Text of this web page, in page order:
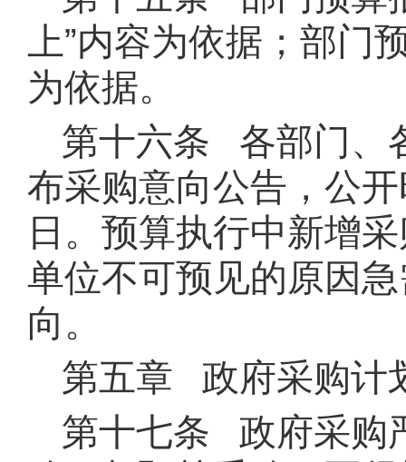
上”内容为依据；部
为依据。
第十六条 各部门、
布采购意向公告，公
日。预算执行中新增
单位不可预见的原因
向。
第五章 政府采购计
第十七条 政府采购